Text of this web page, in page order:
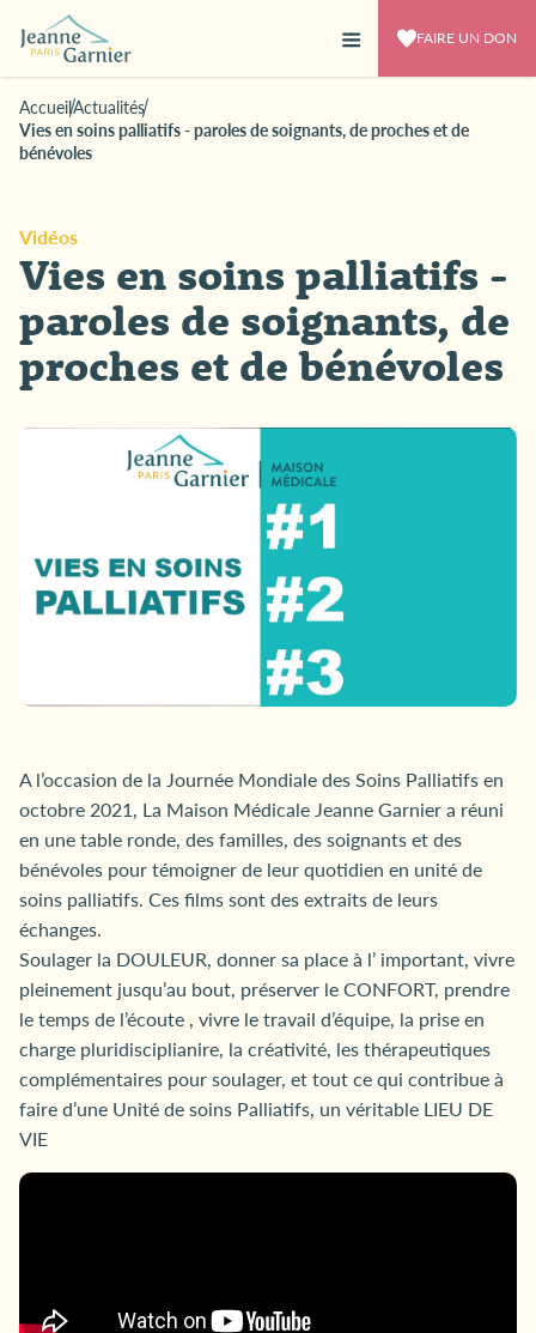
FAIRE UN DON
AccueilActualités
Vies en soins palliatifs - paroles de soignants, de proches et de
bénévoles
Vidéos
Vies en soins palliatifs -
paroles de soignants, de
proches et de bénévoles
A l’occasion de la Journée Mondiale des Soins Palliatifs en
octobre 2021, La Maison Médicale Jeanne Garnier a réuni
en une table ronde, des familles, des soignants et des
bénévoles pour témoigner de leur quotidien en unité de
soins palliatifs. Ces films sont des extraits de leurs
échanges.
Soulager la DOULEUR, donner sa place à l’ important, vivre
pleinement jusqu’au bout, préserver le CONFORT, prendre
le temps de l’écoute , vivre le travail d’équipe, la prise en
charge pluridisciplianire, la créativité, les thérapeutiques
complémentaires pour soulager, et tout ce qui contribue à
faire d’une Unité de soins Palliatifs, un véritable LIEU DE
VIE